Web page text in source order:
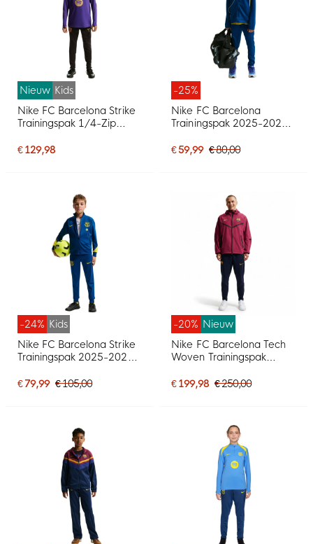
Nieuw Kids
Nike FC Barcelona Strike
Trainingspak 1/4-Zip
Zwart Goud
€ 129,98
-25%
Nike FC Barcelona
Trainingspak 2025-2026
Rood
€ 59,99 € 80,00
-24% Kids
Nike FC Barcelona Strike
Trainingspak 2025-2026
€ 79,99 € 105,00
-20% Nieuw
Nike FC Barcelona Tech
Woven Trainingspak
2027 Rood Donkerblauw
€ 199,98 € 250,00